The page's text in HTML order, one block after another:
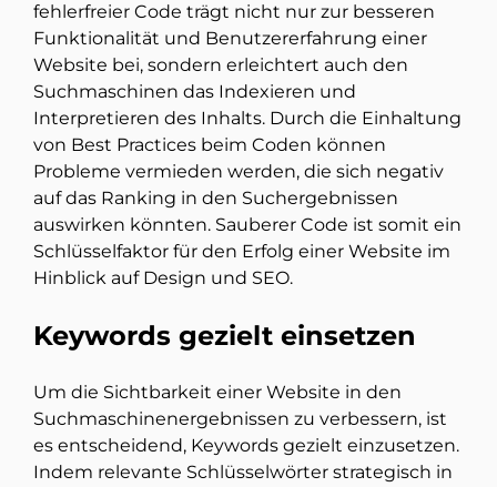
fehlerfreier Code trägt nicht nur zur besseren
Funktionalität und Benutzererfahrung einer
Website bei, sondern erleichtert auch den
Suchmaschinen das Indexieren und
Interpretieren des Inhalts. Durch die Einhaltung
von Best Practices beim Coden können
Probleme vermieden werden, die sich negativ
auf das Ranking in den Suchergebnissen
auswirken könnten. Sauberer Code ist somit ein
Schlüsselfaktor für den Erfolg einer Website im
Hinblick auf Design und SEO.
Keywords gezielt einsetzen
Um die Sichtbarkeit einer Website in den
Suchmaschinenergebnissen zu verbessern, ist
es entscheidend, Keywords gezielt einzusetzen.
Indem relevante Schlüsselwörter strategisch in